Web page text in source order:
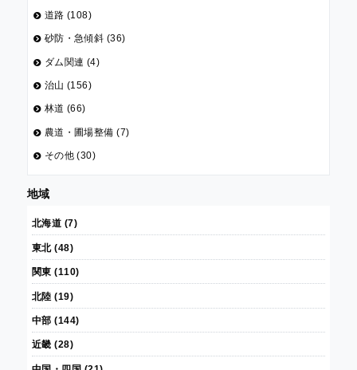
道路 (108)
砂防・急傾斜 (36)
ダム関連 (4)
治山 (156)
林道 (66)
農道・圃場整備 (7)
その他 (30)
地域
北海道 (7)
東北 (48)
関東 (110)
北陸 (19)
中部 (144)
近畿 (28)